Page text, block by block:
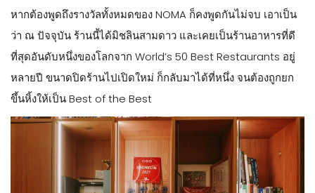
หากต้องพูดถึงรางวัลทั้งหมดของ NOMA ก็คงพูดกันไม่จบ เอาเป็น
ว่า ณ ปัจจุบัน ร้านนี้ได้มิชลินสามดาว และเคยเป็นร้านอาหารที่ดี
ที่สุดอันดับหนึ่งของโลกจาก World’s 50 Best Restaurants อยู่
หลายปี ขนาดปิดร้านไปเปิดใหม่ ก็กลับมาได้ที่หนึ่ง จนต้องถูกยก
ขึ้นหิ้งให้เป็น Best of the Best